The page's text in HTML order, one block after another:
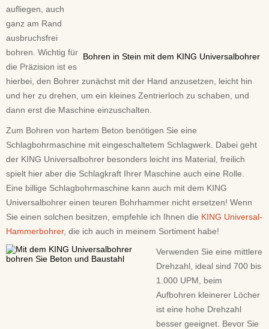
Bohren in Stein mit dem KING Universalbohrer
aufliegen, auch
ganz am Rand
ausbruchsfrei
bohren. Wichtig für
die Präzision ist es
hierbei, den Bohrer zunächst mit der Hand anzusetzen, leicht hin
und her zu drehen, um ein kleines Zentrierloch zu schaben, und
dann erst die Maschine einzuschalten.
Zum Bohren von hartem Beton benötigen Sie eine
Schlagbohrmaschine mit eingeschaltetem Schlagwerk. Dabei geht
der KING Universalbohrer besonders leicht ins Material, freilich
spielt hier aber die Schlagkraft Ihrer Maschine auch eine Rolle.
Eine billige Schlagbohrmaschine kann auch mit dem KING
Universalbohrer einen teuren Bohrhammer nicht ersetzen! Wenn
Sie einen solchen besitzen, empfehle ich Ihnen die KING Universal-
Hammerbohrer, die ich auch in meinem Sortiment habe!
Verwenden Sie eine mittlere
Drehzahl, ideal sind 700 bis
1.000 UPM, beim
Aufbohren kleinerer Löcher
ist eine hohe Drehzahl
besser geeignet. Bevor Sie